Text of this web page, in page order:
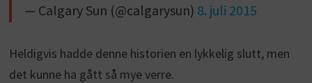
— Calgary Sun (@calgarysun) 8. juli 2015
Heldigvis hadde denne historien en lykkelig slutt, men
det kunne ha gått så mye verre.